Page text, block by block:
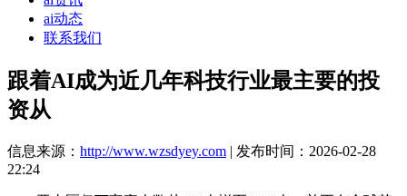
ai动态
联系我们
跟着AI成为近几年科技行业最主要的投
资从
信息来源： http://www.wzsdyey.com | 发布时间：2026-02-28
22:24